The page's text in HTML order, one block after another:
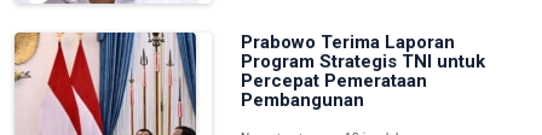
Prabowo Terima Laporan
Program Strategis TNI untuk
Percepat Pemerataan
Pembangunan